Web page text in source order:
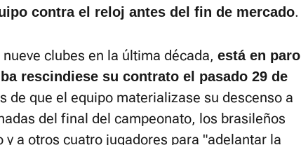
contra el reloj antes del fin de mercado.
clubes en la última década, está en paro
rescindiese su contrato el pasado 29 de
de que el equipo materializase su descenso a
del final del campeonato, los brasileños
y a otros cuatro jugadores para "adelantar la